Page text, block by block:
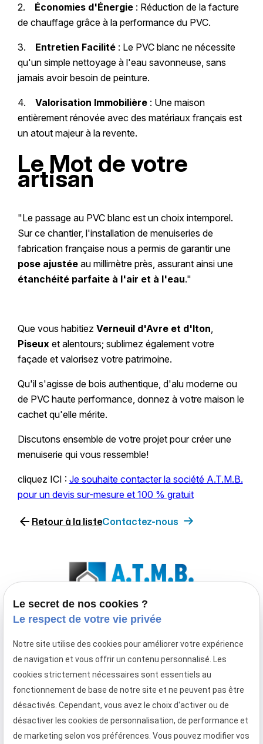
2. Économies d'Énergie: Réduction de la facture
de chauffage grâce à la performance du PVC.
3. Entretien Facilité: Le PVC blanc ne nécessite
qu'un simple nettoyage à l'eau savonneuse, sans
jamais avoir besoin de peinture.
4. Valorisation Immobilière: Une maison
entièrement rénovée avec des matériaux français est
un atout majeur à la revente.
Le Mot de votre
artisan
"Le passage au PVC blanc est un choix intemporel.
Sur ce chantier, l'installation de menuiseries de
fabrication française nous a permis de garantir une
pose ajustéeau millimètre près, assurant ainsi une
étanchéité parfaite à l'air et à l'eau."
Que vous habitiez Verneuil d'Avre et d'Iton,
Piseuxet alentours; sublimez également votre
façade et valorisez votre patrimoine.
Qu'il s'agisse de bois authentique, d'alu moderne ou
de PVC haute performance, donnez à votre maison le
cachet qu'elle mérite.
Discutons ensemble de votre projet pour créer une
menuiserie qui vous ressemble!
cliquez ICI : Je souhaite contacter la société A.T.M.B.
pour un devis sur-mesure et 100 % gratuit
arrow_back Retour à la listeContactez-nous
en fenêtre, porte-fenêtre, baie coulissante,
porte d'entrée, volet roulant et
porte de garage à enroulement
Téléphone
02 49 88 05 45
Adresse Horaires
08:30 -
Le secret de nos cookies ?
Le respect de votre vie privée
Notre site utilise des cookies pour améliorer votre expérience
de navigation et vous offrir un contenu personnalisé. Les
cookies strictement nécessaires sont essentiels au
fonctionnement de base de notre site et ne peuvent pas être
désactivés. Cependant, vous avez le choix d'activer ou de
désactiver les cookies de personnalisation, de performance et
de marketing selon vos préférences. Vous pouvez modifier vos